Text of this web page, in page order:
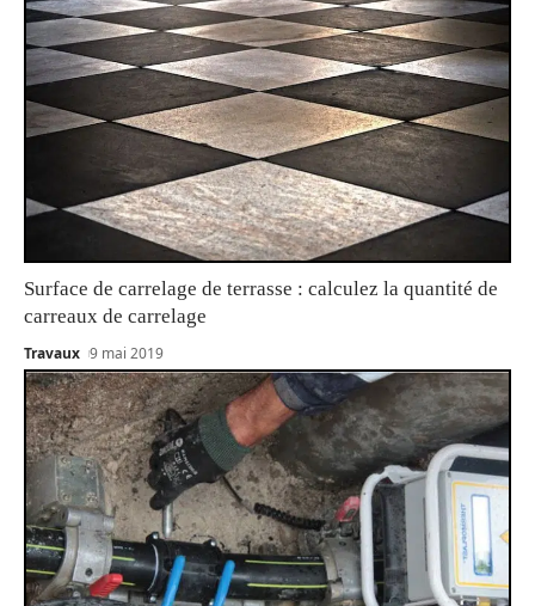
Surface de carrelage de terrasse : calculez la quantité de
carreaux de carrelage
Travaux 9 mai 2019